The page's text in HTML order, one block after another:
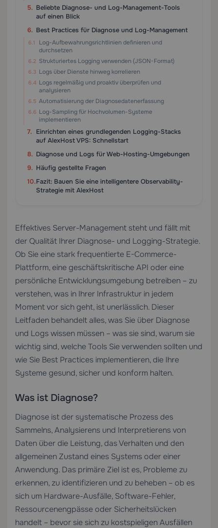
Beliebte Diagnose- und Log-Management-Tools
auf einen Blick
Best Practices für Diagnose und Log-Management
Log-Aufbewahrungsrichtlinien definieren und
durchsetzen
Strukturiertes Logging verwenden (JSON-Format)
Logs über Dienste hinweg korrelieren
Logs regelmäßig und proaktiv überprüfen und
analysieren
Automatisierung der Diagnosedatenerfassung
Log-Sampling für Hochvolumen-Systeme
implementieren
Einrichten eines grundlegenden Logging-Stacks
auf AlexHost VPS: Schnellstart
Diagnose und Logs für Web-Hosting-Umgebungen
Häufig gestellte Fragen
Fazit: Bauen Sie eine intelligentere Observability-
Strategie mit AlexHost
Effektives Server-Management steht und fällt mit
der Qualität Ihrer Diagnose- und Logging-Strategie.
Ob Sie eine stark frequentierte E-Commerce-
Plattform, eine geschäftskritische API oder eine
persönliche Entwicklungsumgebung betreiben – zu
verstehen, was in Ihrer Infrastruktur in jedem
Moment vor sich geht, ist unerlässlich. Dieser
Leitfaden behandelt alles, was Sie über Diagnose
und Logs wissen müssen – was sie sind, warum sie
wichtig sind, welche Tools Sie verwenden sollten und
wie Sie Best Practices implementieren, die Ihre
Systeme gesund, sicher und konform halten.
Was ist Diagnose?
Diagnose ist der systematische Prozess des
Sammelns, Analysierens und Interpretierens von
Daten über die Leistung, das Verhalten und den
allgemeinen Zustand eines Systems oder einer
Anwendung. Das primäre Ziel ist es, Probleme zu
erkennen, zu identifizieren und zu beheben – ob es
sich um Hardware-Ausfälle, Software-Fehler,
Ressourcenengpässe oder Sicherheitslücken
handelt – bevor sie sich zu kostspieligen Ausfällen